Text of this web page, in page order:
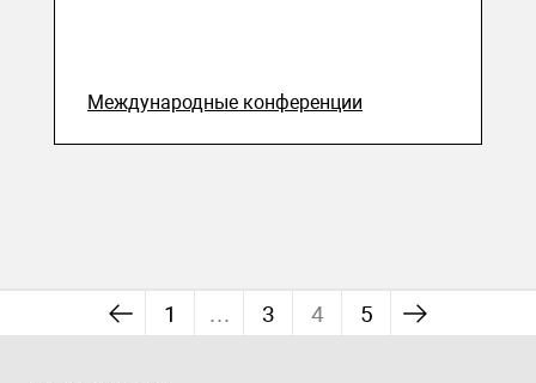
Международные конференции
1 … 3 4 5